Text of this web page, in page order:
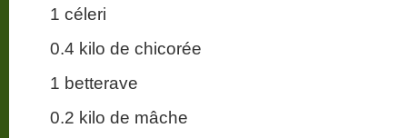
1 céleri
0.4 kilo de chicorée
1 betterave
0.2 kilo de mâche